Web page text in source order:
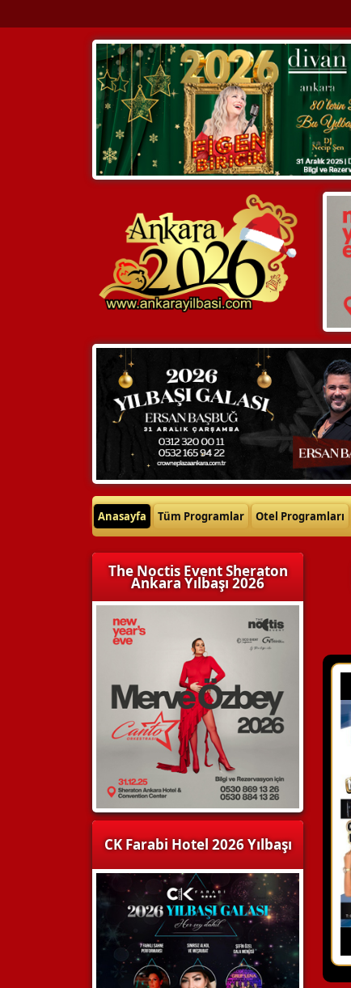
Anasayfa Tüm Programlar Otel Programları
The Noctis Event Sheraton
Ankara Yılbaşı 2026
CK Farabi Hotel 2026 Yılbaşı